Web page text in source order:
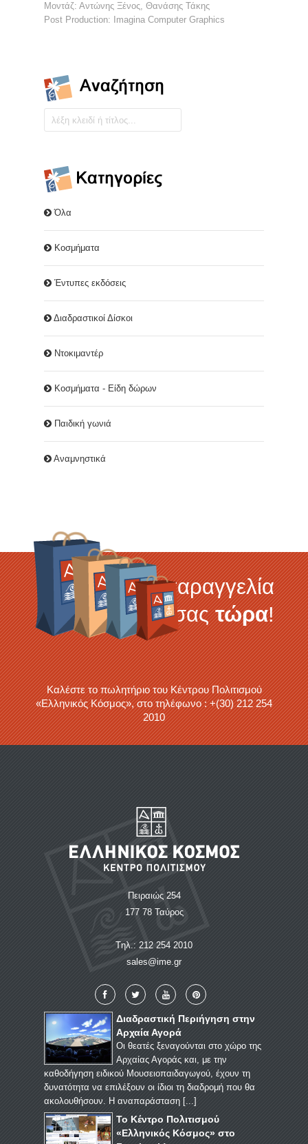
Μοντάζ: Αντώνης Ξένος, Θανάσης Τάκης
Post Production: Imagina Computer Graphics
Όλα
Κοσμήματα
Έντυπες εκδόσεις
Διαδραστικοί Δίσκοι
Ντοκιμαντέρ
Κοσμήματα - Είδη δώρων
Παιδική γωνιά
Αναμνηστικά
Κάντε την παραγγελία
σαςτώρα!
Καλέστε το πωλητήριο του Κέντρου Πολιτισμού
«Ελληνικός Κόσμος», στο τηλέφωνο : +(30) 212 254
2010
Πειραιώς 254
177 78 Ταύρος
Tηλ.: 212 254 2010
sales@ime.gr
Διαδραστική Περιήγηση στην
Αρχαία Αγορά
Οι θεατές ξεναγούνται στο χώρο της
Αρχαίας Αγοράς και, με την
καθοδήγηση ειδικού Μουσειοπαιδαγωγού, έχουν τη
δυνατότητα να επιλέξουν οι ίδιοι τη διαδρομή που θα
ακολουθήσουν. Η αναπαράσταση [...]
Το Κέντρο Πολιτισμού
«Ελληνικός Κόσμος» στο